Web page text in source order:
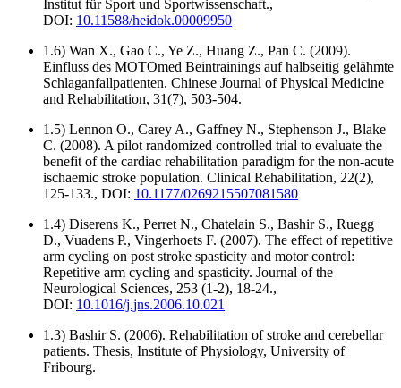
Institut für Sport und Sportwissenschaft.,
DOI: 10.11588/heidok.00009950
1.6) Wan X., Gao C., Ye Z., Huang Z., Pan C. (2009).
Einfluss des MOTOmed Beintrainings auf halbseitig gelähmte
Schlaganfallpatienten. Chinese Journal of Physical Medicine
and Rehabilitation, 31(7), 503-504.
1.5) Lennon O., Carey A., Gaffney N., Stephenson J., Blake
C. (2008). A pilot randomized controlled trial to evaluate the
benefit of the cardiac rehabilitation paradigm for the non-acute
ischaemic stroke population. Clinical Rehabilitation, 22(2),
125-133., DOI: 10.1177/0269215507081580
1.4) Diserens K., Perret N., Chatelain S., Bashir S., Ruegg
D., Vuadens P., Vingerhoets F. (2007). The effect of repetitive
arm cycling on post stroke spasticity and motor control:
Repetitive arm cycling and spasticity. Journal of the
Neurological Sciences, 253 (1-2), 18-24.,
DOI: 10.1016/j.jns.2006.10.021
1.3) Bashir S. (2006). Rehabilitation of stroke and cerebellar
patients. Thesis, Institute of Physiology, University of
Fribourg.